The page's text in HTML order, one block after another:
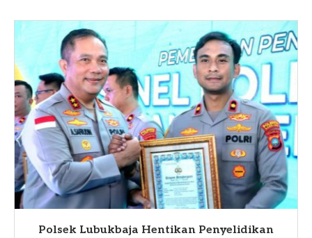
Polsek Lubukbaja Hentikan Penyelidikan